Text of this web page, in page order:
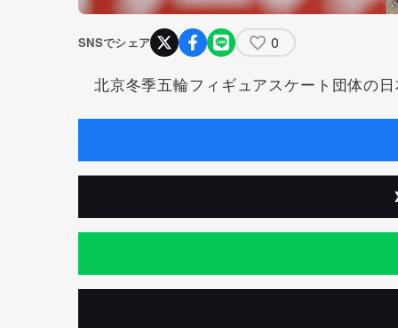
SNSでシェア 0
北京冬季五輪フィギュアスケート団体の